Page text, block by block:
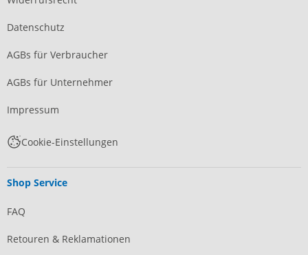
Datenschutz
AGBs für Verbraucher
AGBs für Unternehmer
Impressum
Cookie-Einstellungen
Shop Service
FAQ
Retouren & Reklamationen